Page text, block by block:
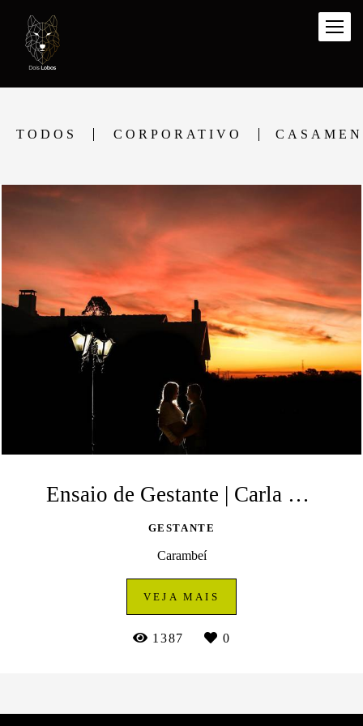
TODOS CORPORATIVO
Ensaio de Gestante | Carla e Eleandro | Rancho HS | Carambeí
GESTANTE
Carambeí
VEJA MAIS
1387 0